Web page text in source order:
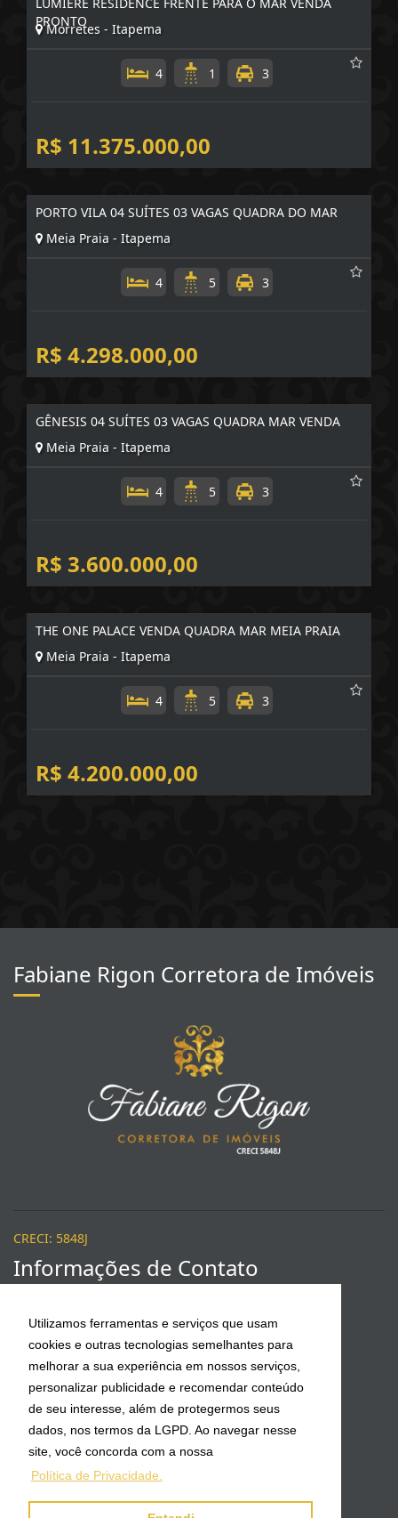
Utilizamos ferramentas e serviços que usam
cookies e outras tecnologias semelhantes para
melhorar a sua experiência em nossos serviços,
personalizar publicidade e recomendar conteúdo
de seu interesse, além de protegermos seus
dados, nos termos da LGPD. Ao navegar nesse
site, você concorda com a nossa
Política de Privacidade.
PRONTO
Morretes - Itapema
4 1 3
R$ 11.375.000,00
PORTO VILA 04 SUÍTES 03 VAGAS QUADRA DO MAR
Meia Praia - Itapema
4 5 3
R$ 4.298.000,00
GÊNESIS 04 SUÍTES 03 VAGAS QUADRA MAR VENDA
Meia Praia - Itapema
4 5 3
R$ 3.600.000,00
THE ONE PALACE VENDA QUADRA MAR MEIA PRAIA
Meia Praia - Itapema
4 5 3
R$ 4.200.000,00
Fabiane Rigon Corretora de Imóveis
CRECI: 5848J
Informações de Contato
Fabiane Rigon Corretora de Imóveis - 5848J
fabianerigonvendas@gmail.com
(47) 3368-0543 / 99977-5275 VIVO
Vendas - Fabiane
(47) 99977-5275